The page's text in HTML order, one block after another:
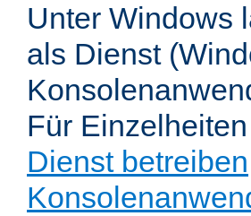
Unter Windows
als Dienst
Für
Dienst betreiben